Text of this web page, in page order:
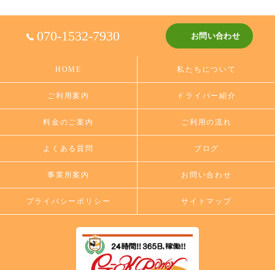
070-1532-7930 お問い合わせ
HOME 私たちについて
ご利用案内 ドライバー紹介
料金のご案内 ご利用の流れ
よくある質問 ブログ
事業所案内 お問い合わせ
プライバシーポリシー サイトマップ